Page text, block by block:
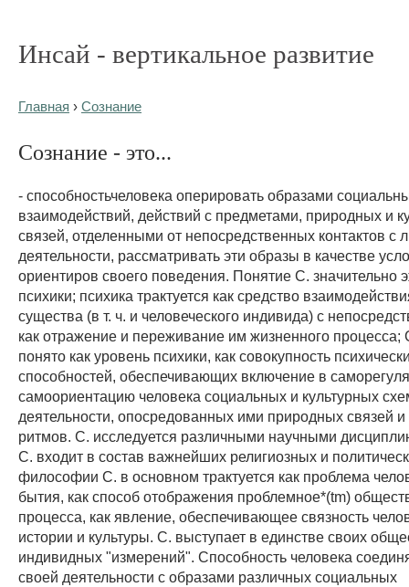
Инсай - вертикальное развитие
Главная › Сознание
Сознание - это...
- способностьчеловека оперировать образами
взаимодействий, действий с предметами, природных и
связей, отделенными от непосредственных контактов с
деятельности, рассматривать эти образы в качестве
ориентиров своего поведения. Понятие С. значительно
психики; психика трактуется как средство
существа (в т. ч. и человеческого индивида) с
как отражение и переживание им жизненного процесса;
понято как уровень психики, как совокупность
способностей, обеспечивающих включение в
самоориентацию человека социальных и культурных
деятельности, опосредованных ими природных связей и
ритмов. С. исследуется различными научными
С. входит в состав важнейших религиозных и
философии С. в основном трактуется как проблема
бытия, как способ отображения проблемное*(tm)
процесса, как явление, обеспечивающее связность
истории и культуры. С. выступает в единстве своих
индивидных "измерений". Способность человека
своей деятельности с образами различных социальных